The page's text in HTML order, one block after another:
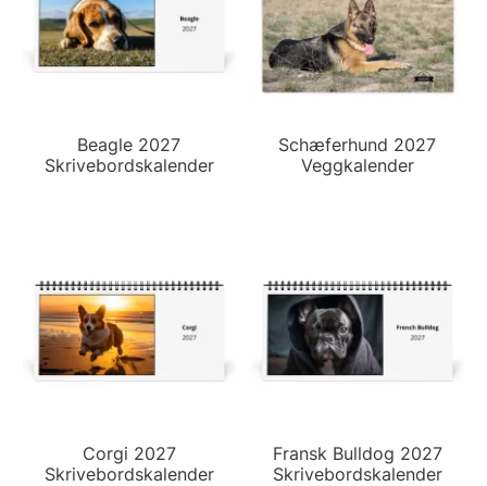
Beagle 2027
Skrivebordskalender
Schæferhund 2027
Veggkalender
Corgi 2027
Skrivebordskalender
Fransk Bulldog 2027
Skrivebordskalender